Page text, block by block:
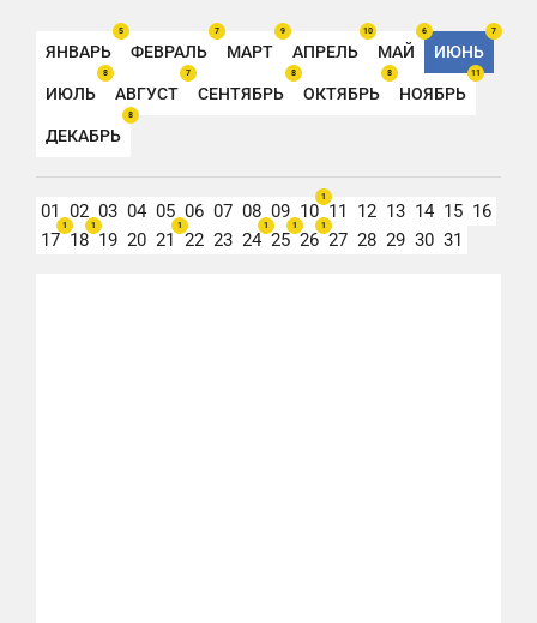
ЯНВАРЬ
5
ФЕВРАЛЬ
7
МАРТ
9
АПРЕЛЬ
10
МАЙ
6
ИЮНЬ
7
ИЮЛЬ
8
АВГУСТ
7
СЕНТЯБРЬ
8
ОКТЯБРЬ
8
НОЯБРЬ
11
ДЕКАБРЬ
8
01 02 03 04 05 06 07 08 09 10
1
11 12 13 14 15 16
17
1
18
1
19 20 21
1
22 23 24
1
25
1
26
1
27 28 29 30 31